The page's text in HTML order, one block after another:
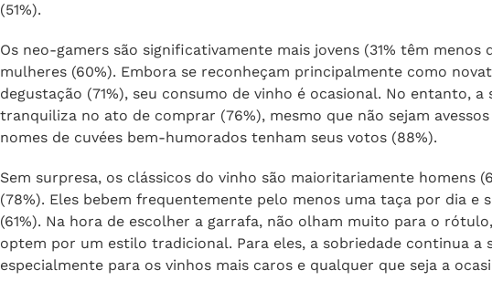
conformistas incluem uma população mais velha (65% com mais de
(48%), mas não o único critério de escolha. A sobriedade é um dos
no ato de comprar, seja para oferecer uma garrafa aos pais (80%),
(51%).
Os neo-gamers são significativamente mais jovens (31% têm menos
degustação (71%), seu consumo de vinho é ocasional. No entanto, a
tranquiliza no ato de comprar (76%), mesmo que não sejam
nomes de cuvées bem-humorados tenham seus votos (88%).
Sem surpresa, os clássicos do vinho são maioritariamente homens